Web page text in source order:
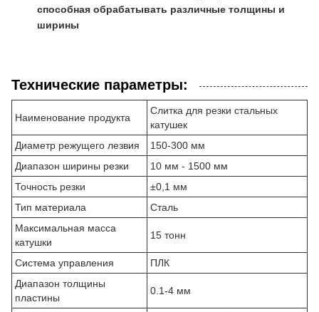
способная обрабатывать различные толщины и
ширины
Технические параметры:
Наименование продукта
Слитка для резки стальных
катушек
Диаметр режущего лезвия
150-300 мм
Диапазон ширины резки
10 мм - 1500 мм
Точность резки
±0,1 мм
Тип материала
Сталь
Максимальная масса
катушки
15 тонн
Система управления
ПЛК
Диапазон толщины
пластины
0.1-4 мм